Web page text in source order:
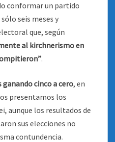
conformar un partido
seis meses y
que, según
al kirchnerismo en
.
cinco a cero, en
presentamos los
aunque los resultados de
sus elecciones no
contundencia.